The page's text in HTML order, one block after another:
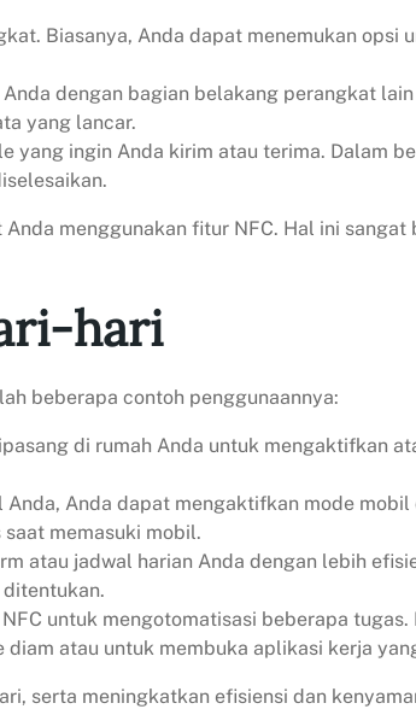
Biasanya, Anda dapat menemukan opsi
dengan bagian belakang perangkat
yang lancar.
ingin Anda kirim atau terima. Dalam
menggunakan fitur NFC. Hal ini sangat
hari
beberapa contoh penggunaannya:
di rumah Anda untuk mengaktifkan
Anda dapat mengaktifkan mode
memasuki mobil.
atau jadwal harian Anda dengan lebih
untuk mengotomatisasi beberapa
atau untuk membuka aplikasi kerja
serta meningkatkan efisiensi dan